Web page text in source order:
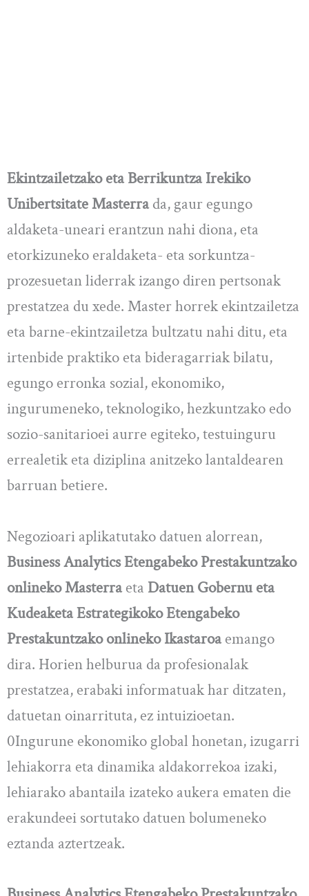
Ekintzailetzako eta Berrikuntza Irekiko
Unibertsitate Masterrada, gaur egungo
aldaketa-uneari erantzun nahi diona, eta
etorkizuneko eraldaketa- eta sorkuntza-
prozesuetan liderrak izango diren pertsonak
prestatzea du xede. Master horrek ekintzailetza
eta barne-ekintzailetza bultzatu nahi ditu, eta
irtenbide praktiko eta bideragarriak bilatu,
egungo erronka sozial, ekonomiko,
ingurumeneko, teknologiko, hezkuntzako edo
sozio-sanitarioei aurre egiteko, testuinguru
errealetik eta diziplina anitzeko lantaldearen
barruan betiere.
Negozioari aplikatutako datuen alorrean,
Business Analytics Etengabeko Prestakuntzako
onlineko Masterraeta Datuen Gobernu eta
Kudeaketa Estrategikoko Etengabeko
Prestakuntzako onlineko Ikastaroaemango
dira. Horien helburua da profesionalak
prestatzea, erabaki informatuak har ditzaten,
datuetan oinarrituta, ez intuizioetan.
0Ingurune ekonomiko global honetan, izugarri
lehiakorra eta dinamika aldakorrekoa izaki,
lehiarako abantaila izateko aukera ematen die
erakundeei sortutako datuen bolumeneko
eztanda aztertzeak.